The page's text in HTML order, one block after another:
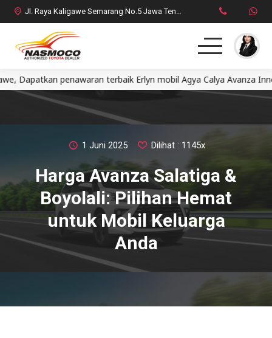
Jl. Raya Kaligawe Semarang No.5 Jawa Tengah
Home
HatchBack
Comercial
Brosur Toyota
Social Media
penawaran terbaik Erlyn mobil Agya Calya Avanza Innova
1 Juni 2025 Dilihat : 1145x
Harga Avanza Salatiga &
Boyolali: Pilihan Hemat
untuk Mobil Keluarga
Anda